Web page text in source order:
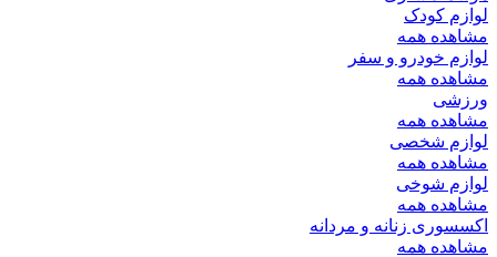
لوازم کودک
مشاهده همه
لوازم خودرو و سفر
مشاهده همه
ورزشی
مشاهده همه
لوازم شخصی
مشاهده همه
لوازم شوخی
مشاهده همه
اکسسوری زنانه و مردانه
مشاهده همه